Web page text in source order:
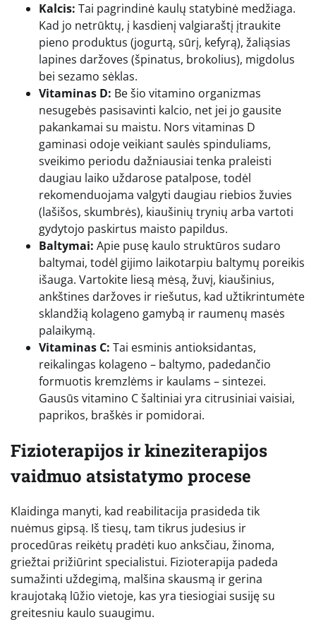
Kalcis: Tai pagrindinė kaulų statybinė medžiaga.
Kad jo netrūktų, į kasdienį valgiaraštį įtraukite
pieno produktus (jogurtą, sūrį, kefyrą), žaliąsias
lapines daržoves (špinatus, brokolius), migdolus
bei sezamo sėklas.
Vitaminas D: Be šio vitamino organizmas
nesugebės pasisavinti kalcio, net jei jo gausite
pakankamai su maistu. Nors vitaminas D
gaminasi odoje veikiant saulės spinduliams,
sveikimo periodu dažniausiai tenka praleisti
daugiau laiko uždarose patalpose, todėl
rekomenduojama valgyti daugiau riebios žuvies
(lašišos, skumbrės), kiaušinių trynių arba vartoti
gydytojo paskirtus maisto papildus.
Baltymai: Apie pusę kaulo struktūros sudaro
baltymai, todėl gijimo laikotarpiu baltymų poreikis
išauga. Vartokite liesą mėsą, žuvį, kiaušinius,
ankštines daržoves ir riešutus, kad užtikrintumėte
sklandžią kolageno gamybą ir raumenų masės
palaikymą.
Vitaminas C: Tai esminis antioksidantas,
reikalingas kolageno – baltymo, padedančio
formuotis kremzlėms ir kaulams – sintezei.
Gausūs vitamino C šaltiniai yra citrusiniai vaisiai,
paprikos, braškės ir pomidorai.
Fizioterapijos ir kineziterapijos
vaidmuo atsistatymo procese
Klaidinga manyti, kad reabilitacija prasideda tik
nuėmus gipsą. Iš tiesų, tam tikrus judesius ir
procedūras reikėtų pradėti kuo anksčiau, žinoma,
griežtai prižiūrint specialistui. Fizioterapija padeda
sumažinti uždegimą, malšina skausmą ir gerina
kraujotaką lūžio vietoje, kas yra tiesiogiai susiję su
greitesniu kaulo suaugimu.